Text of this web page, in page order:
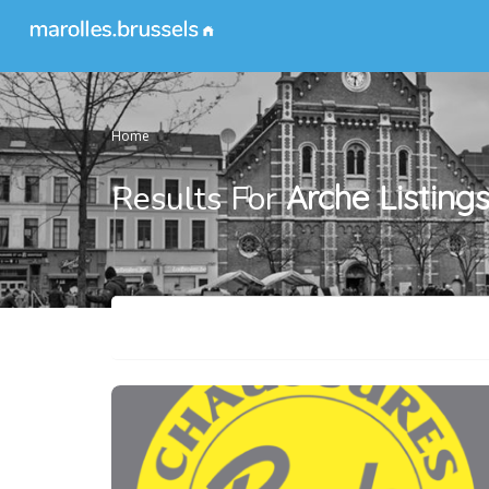
Home
Results ForArche Listings